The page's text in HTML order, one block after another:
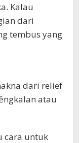
Kalau
dari
tembus yang
dari relief
atau
cara untuk